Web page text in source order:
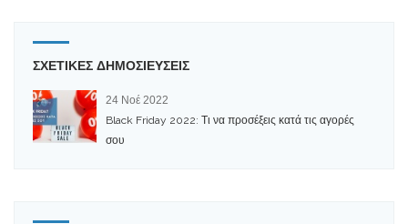
ΣΧΕΤΙΚΕΣ ΔΗΜΟΣΙΕΥΣΕΙΣ
24 Νοέ 2022
Black Friday 2022: Τι να προσέξεις κατά τις αγορές
σου